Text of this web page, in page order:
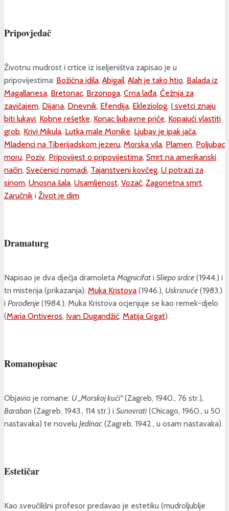
Pripovjedač
Životnu mudrost i crtice iz iseljeništva zapisao je u
pripovijestima: Božićna idila,Abigaíl,Alah je tako htio, Balada iz
Magallanesa, Bretonac, Brzonoga, Crna lađa, Čežnja za
zavičajem, Dijana, Dnevnik, Efendija, Ekleziolog, I svetci znaju
biti lukavi, Kobne rešetke, Konac ljubavne priče, Kopajući vlastiti
grob, Krivi Mikula, Lutka male Monike, Ljubav je ipak jača,
Mladenci na Tiberijadskom jezeru, Morska vila, Plamen, Poljubac
moru, Poziv, Pripovijest o pripovijestima, Smrt na amerikanski
način, Svećenici nomadi, Tajanstveni kovčeg, U potrazi za
sinom, Unosna šala, Usamljenost, Vozač, Zagonetna smrt,
Zaručnik i Život je dim.
Dramaturg
Napisao je dva dječja dramoleta Magnicifat i Sliepo srdce (1944.) i
tri misterija (prikazanja): Muka Kristova (1946.), Uskrsnuće (1983.)
i Porođenje (1984.). Muka Kristova ocjenjuje se kao remek-djelo
(María Ontiveros, Ivan Dugandžić, Matija Grgat).
Romanopisac
Objavio je romane: U „Morskoj kući“(Zagreb, 1940., 76 str.),
Baraban (Zagreb, 1943., 114 str.) i Sunovrati(Chicago, 1960., u 50
nastavaka) te novelu Jedinac (Zagreb, 1942., u osam nastavaka).
Estetičar
Kao sveučilišni profesor predavao je estetiku (mudroljublje